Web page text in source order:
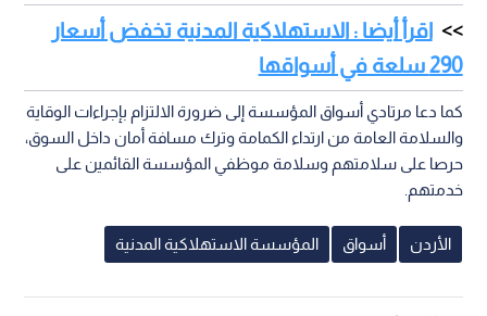
اقرأ أيضا : الاستهلاكية المدنية تخفض أسعار
290 سلعة في أسواقها
كما دعا مرتادي أسواق المؤسسة إلى ضرورة الالتزام بإجراءات الوقاية
والسلامة العامة من ارتداء الكمامة وترك مسافة أمان داخل السوق،
حرصا على سلامتهم وسلامة موظفي المؤسسة القائمين على
خدمتهم.
الأردن أسواق المؤسسة الاستهلاكية المدنية